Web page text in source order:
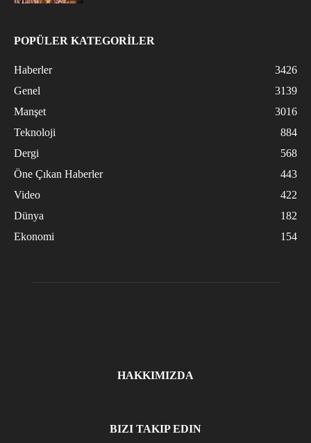
POPÜLER KATEGORİLER
Haberler
3426
Genel
3139
Manşet
3016
Teknoloji
884
Dergi
568
Öne Çıkan Haberler
443
Video
422
Dünya
182
Ekonomi
154
HAKKIMIZDA
BIZI TAKIP EDIN